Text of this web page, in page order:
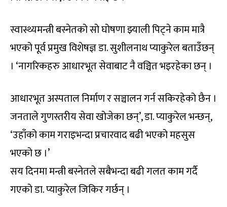
स्वास्थ्यमन्त्री बस्नेतको सो घोषणा झ्याली पिट्ने काम मात्रै
भएको पूर्व प्रमुख विशेषज्ञ डा. सुशीलनाथ प्याकुरेल बताउँछन्
। ‘नागरिकहरु आधारभूत सेवाबाट नै वञ्चित भइरहेका छन् ।
आधारभूत अस्पताल निर्माण र सञ्चालन गर्न सकिरहेको छैन ।
जनताले गुणस्तरीय सेवा खोजेका छन्’, डा. प्याकुरेल भन्छन्,
‘उहाँको काम गराइभन्दा प्रचारवाद बढी भएको महसुस
भएको छ ।’
सय दिनमा मन्त्री बस्नेतले सबैभन्दा बढी गलत काम गर्दै
गएको डा. प्याकुरेल जिकिर गर्छन् ।